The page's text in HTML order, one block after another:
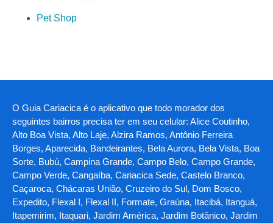
Pet Shop
O Guia Cariacica é o aplicativo que todo morador dos
seguintes bairros precisa ter em seu celular: Alice Coutinho,
Alto Boa Vista, Alto Laje, Alzira Ramos, Antônio Ferreira
Borges, Aparecida, Bandeirantes, Bela Aurora, Bela Vista, Boa
Sorte, Bubú, Campina Grande, Campo Belo, Campo Grande,
Campo Verde, Cangaíba, Cariacica Sede, Castelo Branco,
Caçaroca, Chácaras União, Cruzeiro do Sul, Dom Bosco,
Expedito, Flexal I, Flexal II, Formate, Graúna, Itacibá, Itanguá,
Itapemirim, Itaquari, Jardim América, Jardim Botânico, Jardim